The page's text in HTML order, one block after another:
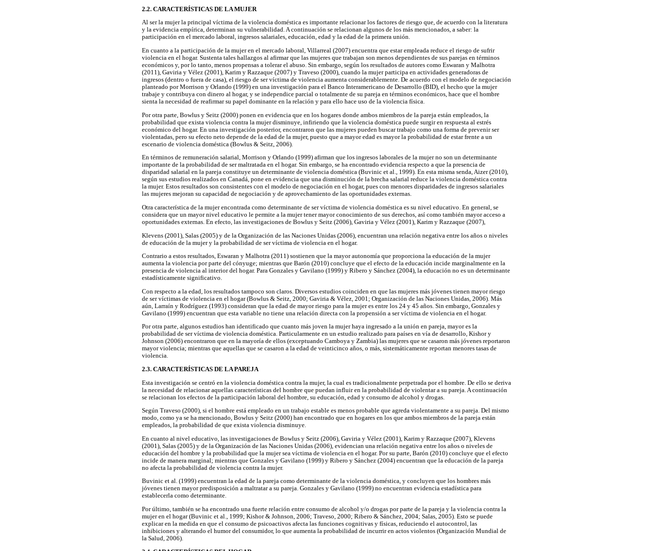
2.2. CARACTERÍSTICAS DE LA MUJER
Al ser la mujer la principal víctima de la violencia doméstica es importante relacionar los factores de riesgo que, de acuerdo con la literatura
y la evidencia empírica, determinan su vulnerabilidad. A continuación se relacionan algunos de los más mencionados, a saber: la
participación en el mercado laboral, ingresos salariales, educación, edad y la edad de la primera unión.
En cuanto a la participación de la mujer en el mercado laboral, Villarreal (2007) encuentra que estar empleada reduce el riesgo de sufrir
violencia en el hogar. Sustenta tales hallazgos al afirmar que las mujeres que trabajan son menos dependientes de sus parejas en términos
económicos y, por lo tanto, menos propensas a tolerar el abuso. Sin embargo, según los resultados de autores como Eswaran y Malhotra
(2011), Gaviria y Vélez (2001), Karim y Razzaque (2007) y Traveso (2000), cuando la mujer participa en actividades generadoras de
ingresos (dentro o fuera de casa), el riesgo de ser víctima de violencia aumenta considerablemente. De acuerdo con el modelo de negociación
planteado por Morrison y Orlando (1999) en una investigación para el Banco Interamericano de Desarrollo (BID), el hecho que la mujer
trabaje y contribuya con dinero al hogar, y se independice parcial o totalmente de su pareja en términos económicos, hace que el hombre
sienta la necesidad de reafirmar su papel dominante en la relación y para ello hace uso de la violencia física.
Por otra parte, Bowlus y Seitz (2000) ponen en evidencia que en los hogares donde ambos miembros de la pareja están empleados, la
probabilidad que exista violencia contra la mujer disminuye, infiriendo que la violencia doméstica puede surgir en respuesta al estrés
económico del hogar. En una investigación posterior, encontraron que las mujeres pueden buscar trabajo como una forma de prevenir ser
violentadas, pero su efecto neto depende de la edad de la mujer, puesto que a mayor edad es mayor la probabilidad de estar frente a un
escenario de violencia doméstica (Bowlus & Seitz, 2006).
En términos de remuneración salarial, Morrison y Orlando (1999) afirman que los ingresos laborales de la mujer no son un determinante
importante de la probabilidad de ser maltratada en el hogar. Sin embargo, se ha encontrado evidencia respecto a que la presencia de
disparidad salarial en la pareja constituye un determinante de violencia doméstica (Buvinic et al., 1999). En esta misma senda, Aizer (2010),
según sus estudios realizados en Canadá, pone en evidencia que una disminución de la brecha salarial reduce la violencia doméstica contra
la mujer. Estos resultados son consistentes con el modelo de negociación en el hogar, pues con menores disparidades de ingresos salariales
las mujeres mejoran su capacidad de negociación y de aprovechamiento de las oportunidades externas.
Otra característica de la mujer encontrada como determinante de ser víctima de violencia doméstica es su nivel educativo. En general, se
considera que un mayor nivel educativo le permite a la mujer tener mayor conocimiento de sus derechos, así como también mayor acceso a
oportunidades externas. En efecto, las investigaciones de Bowlus y Seitz (2006), Gaviria y Vélez (2001), Karim y Razzaque (2007),
Klevens (2001), Salas (2005) y de la Organización de las Naciones Unidas (2006), encuentran una relación negativa entre los años o niveles
de educación de la mujer y la probabilidad de ser víctima de violencia en el hogar.
Contrario a estos resultados, Eswaran y Malhotra (2011) sostienen que la mayor autonomía que proporciona la educación de la mujer
aumenta la violencia por parte del cónyuge; mientras que Barón (2010) concluye que el efecto de la educación incide marginalmente en la
presencia de violencia al interior del hogar. Para Gonzales y Gavilano (1999) y Ribero y Sánchez (2004), la educación no es un determinante
estadísticamente significativo.
Con respecto a la edad, los resultados tampoco son claros. Diversos estudios coinciden en que las mujeres más jóvenes tienen mayor riesgo
de ser víctimas de violencia en el hogar (Bowlus & Seitz, 2000; Gaviria & Vélez, 2001; Organización de las Naciones Unidas, 2006). Más
aún, Larraín y Rodríguez (1993) consideran que la edad de mayor riesgo para la mujer es entre los 24 y 45 años. Sin embargo, Gonzales y
Gavilano (1999) encuentran que esta variable no tiene una relación directa con la propensión a ser víctima de violencia en el hogar.
Por otra parte, algunos estudios han identificado que cuanto más joven la mujer haya ingresado a la unión en pareja, mayor es la
probabilidad de ser víctima de violencia doméstica. Particularmente en un estudio realizado para países en vía de desarrollo, Kishor y
Johnson (2006) encontraron que en la mayoría de ellos (exceptuando Camboya y Zambia) las mujeres que se casaron más jóvenes reportaron
mayor violencia; mientras que aquellas que se casaron a la edad de veinticinco años, o más, sistemáticamente reportan menores tasas de
violencia.
2.3. CARACTERÍSTICAS DE LA PAREJA
Esta investigación se centró en la violencia doméstica contra la mujer, la cual es tradicionalmente perpetrada por el hombre. De ello se deriva
la necesidad de relacionar aquellas características del hombre que puedan influir en la probabilidad de violentar a su pareja. A continuación
se relacionan los efectos de la participación laboral del hombre, su educación, edad y consumo de alcohol y drogas.
Según Traveso (2000), si el hombre está empleado en un trabajo estable es menos probable que agreda violentamente a su pareja. Del mismo
modo, como ya se ha mencionado, Bowlus y Seitz (2000) han encontrado que en hogares en los que ambos miembros de la pareja están
empleados, la probabilidad de que exista violencia disminuye.
En cuanto al nivel educativo, las investigaciones de Bowlus y Seitz (2006), Gaviria y Vélez (2001), Karim y Razzaque (2007), Klevens
(2001), Salas (2005) y de la Organización de las Naciones Unidas (2006), evidencian una relación negativa entre los años o niveles de
educación del hombre y la probabilidad que la mujer sea víctima de violencia en el hogar. Por su parte, Barón (2010) concluye que el efecto
incide de manera marginal; mientras que Gonzales y Gavilano (1999) y Ribero y Sánchez (2004) encuentran que la educación de la pareja
no afecta la probabilidad de violencia contra la mujer.
Buvinic et al. (1999) encuentran la edad de la pareja como determinante de la violencia doméstica, y concluyen que los hombres más
jóvenes tienen mayor predisposición a maltratar a su pareja. Gonzales y Gavilano (1999) no encuentran evidencia estadística para
establecerla como determinante.
Por último, también se ha encontrado una fuerte relación entre consumo de alcohol y/o drogas por parte de la pareja y la violencia contra la
mujer en el hogar (Buvinic et al., 1999; Kishor & Johnson, 2006; Traveso, 2000; Ribero & Sánchez, 2004; Salas, 2005). Esto se puede
explicar en la medida en que el consumo de psicoactivos afecta las funciones cognitivas y físicas, reduciendo el autocontrol, las
inhibiciones y alterando el humor del consumidor, lo que aumenta la probabilidad de incurrir en actos violentos (Organización Mundial de
la Salud, 2006).